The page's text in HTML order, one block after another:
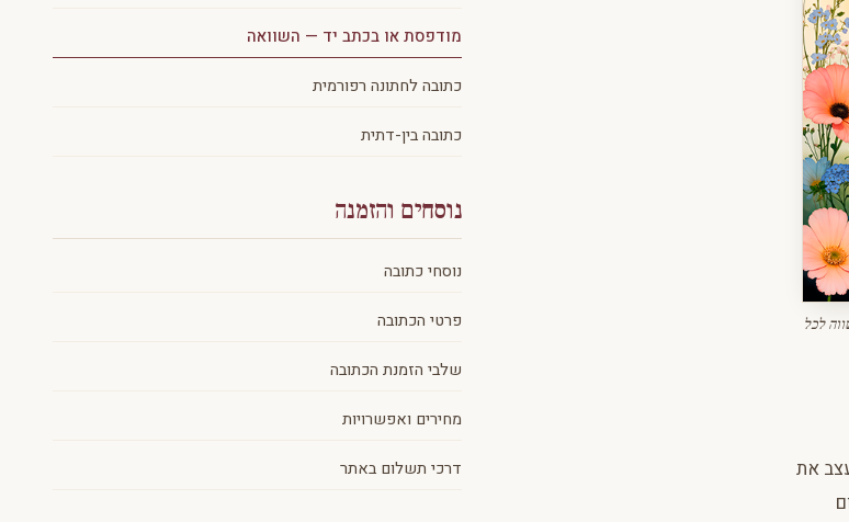
לכל
את
מודפסת או בכתב יד — השוואה
כתובה לחתונה רפורמית
כתובה בין-דתית
נוסחים והזמנה
נוסחי כתובה
פרטי הכתובה
שלבי הזמנת הכתובה
מחירים ואפשרויות
דרכי תשלום באתר